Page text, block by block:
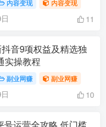
内容变现 内容变现
11
音9项权益及精选独
实操教程
副业网赚 副业网赚
10
号运营全攻略 低门槛